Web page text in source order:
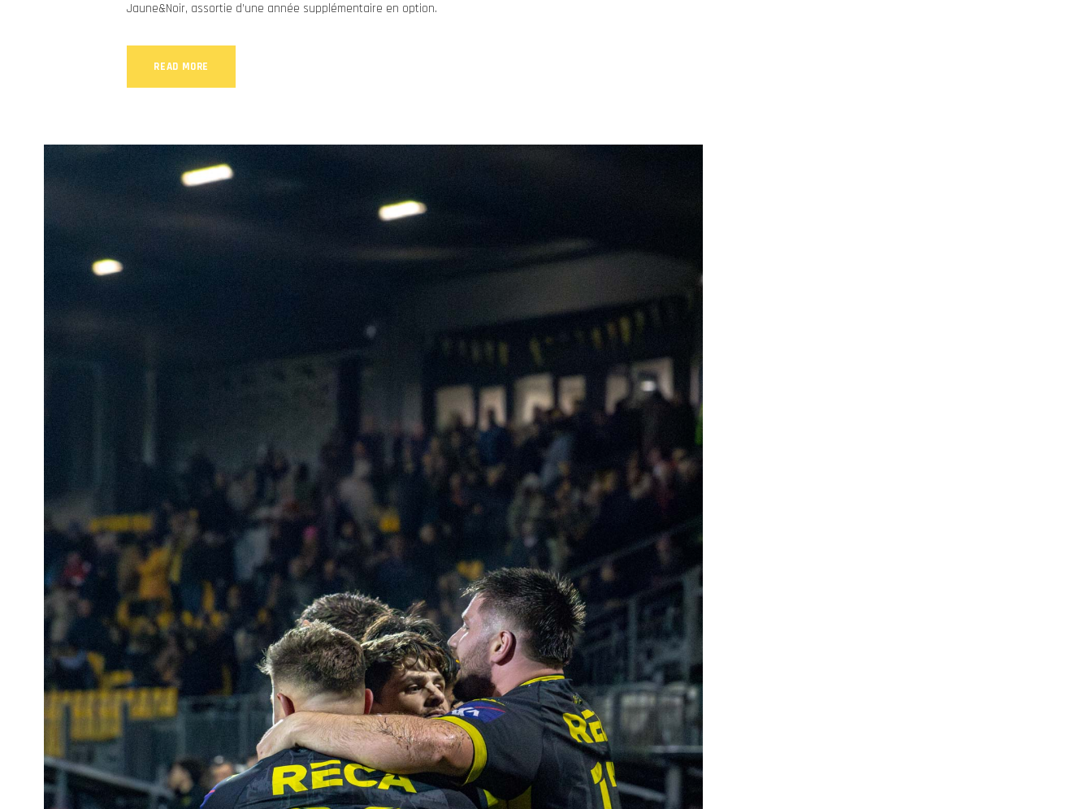
Jaune&Noir, assortie d’une année supplémentaire en option.
READ MORE